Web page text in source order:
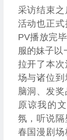
采访结束
活动也正
PV播放完
服的妹子以
拉开了本
场与诸位
脑洞、发
原谅我的
氛，听说
春国漫剧